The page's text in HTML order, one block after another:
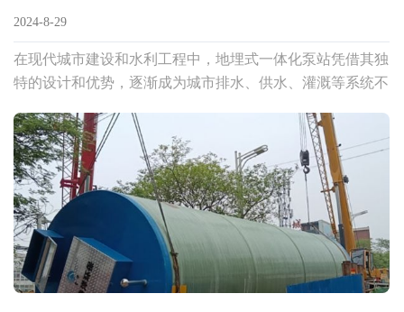
2024-8-29
在现代城市建设和水利工程中，地埋式一体化泵站凭借其独
特的设计和优势，逐渐成为城市排水、供水、灌溉等系统不